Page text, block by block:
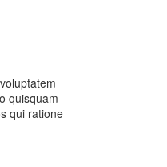
quisquam
qui ratione